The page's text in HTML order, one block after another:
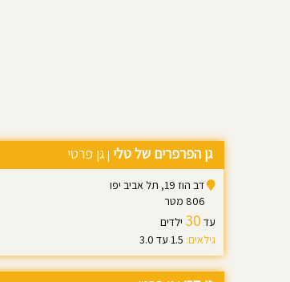
גן הפרפרים של טלי | גן פרטי
דב הוז 19, תל אביב יפו
806 מטר
עד 30 ילדים
גילאים: 1.5 עד 3.0